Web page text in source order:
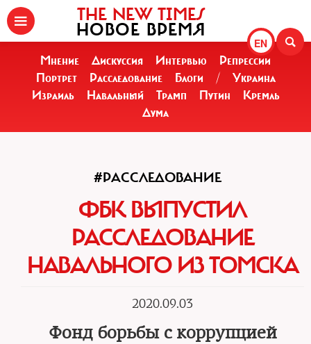
EN
THE NEW TIMES
НОВОЕ ВРЕМЯ
Мнение Дискуссия Интервью
Репрессии
Портрет
Расследование Блоги /
Украина
Израиль
Навальный Трамп Путин
Кремль
Дума
#РАССЛЕДОВАНИЕ
ФБК ВЫПУСТИЛ
РАССЛЕДОВАНИЕ
НАВАЛЬНОГО ИЗ ТОМСКА
2020.09.03
Фонд борьбы с коррупцией